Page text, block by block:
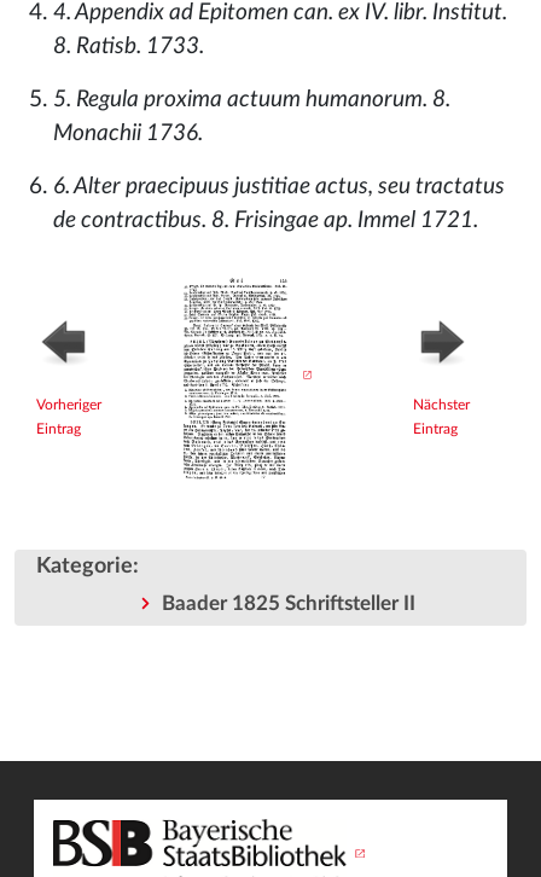
4. Appendix ad Epitomen can. ex IV. libr. Institut.
8. Ratisb. 1733.
5. Regula proxima actuum humanorum. 8.
Monachii 1736.
6. Alter praecipuus justitiae actus, seu tractatus
de contractibus. 8. Frisingae ap. Immel 1721.
Vorheriger
Eintrag
Nächster
Eintrag
Kategorie:
Baader 1825 Schriftsteller II